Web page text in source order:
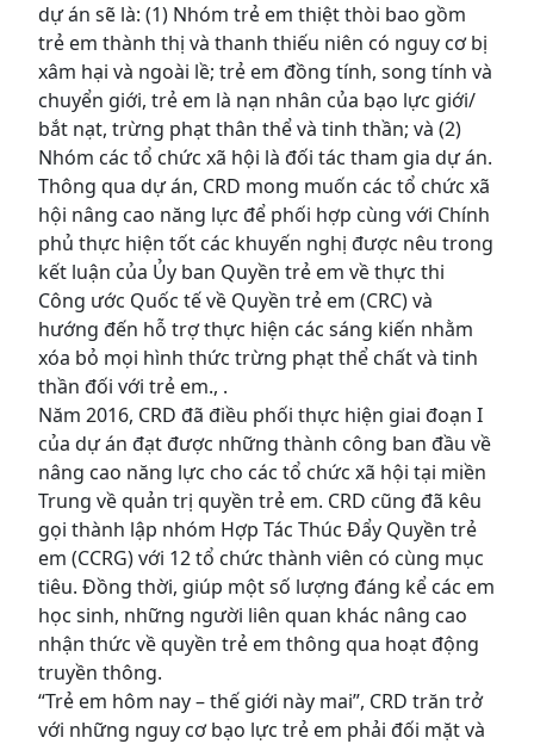
dự án sẽ là: (1) Nhóm trẻ em thiệt thòi bao gồm
trẻ em thành thị và thanh thiếu niên có nguy cơ bị
xâm hại và ngoài lề; trẻ em đồng tính, song tính và
chuyển giới, trẻ em là nạn nhân của bạo lực giới/
bắt nạt, trừng phạt thân thể và tinh thần; và (2)
Nhóm các tổ chức xã hội là đối tác tham gia dự án.
Thông qua dự án, CRD mong muốn các tổ chức xã
hội nâng cao năng lực để phối hợp cùng với Chính
phủ thực hiện tốt các khuyến nghị được nêu trong
kết luận của Ủy ban Quyền trẻ em về thực thi
Công ước Quốc tế về Quyền trẻ em (CRC) và
hướng đến hỗ trợ thực hiện các sáng kiến nhằm
xóa bỏ mọi hình thức trừng phạt thể chất và tinh
thần đối với trẻ em., .
Năm 2016, CRD đã điều phối thực hiện giai đoạn I
của dự án đạt được những thành công ban đầu về
nâng cao năng lực cho các tổ chức xã hội tại miền
Trung về quản trị quyền trẻ em. CRD cũng đã kêu
gọi thành lập nhóm Hợp Tác Thúc Đẩy Quyền trẻ
em (CCRG) với 12 tổ chức thành viên có cùng mục
tiêu. Đồng thời, giúp một số lượng đáng kể các em
học sinh, những người liên quan khác nâng cao
nhận thức về quyền trẻ em thông qua hoạt động
truyền thông.
“Trẻ em hôm nay – thế giới này mai”, CRD trăn trở
với những nguy cơ bạo lực trẻ em phải đối mặt và